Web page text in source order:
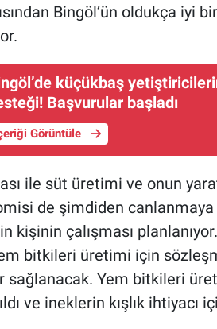
Bingöl’ün oldukça iyi
küçükbaş
Başvurular başladı
Görüntüle
ile süt üretimi ve onun
de şimdiden canlanmaya
kişinin çalışması
bitkileri üretimi için
sağlanacak. Yem bitkileri
ve ineklerin kışlık ihtiyacı